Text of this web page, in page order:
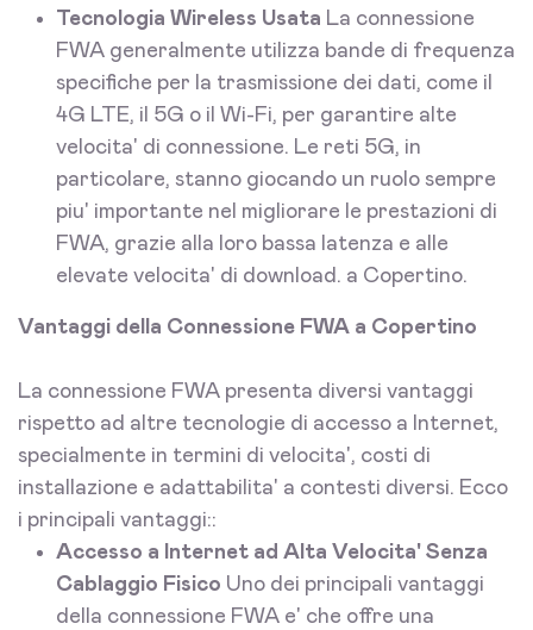
Tecnologia Wireless Usata La connessione
FWA generalmente utilizza bande di frequenza
specifiche per la trasmissione dei dati, come il
4G LTE, il 5G o il Wi-Fi, per garantire alte
velocita' di connessione. Le reti 5G, in
particolare, stanno giocando un ruolo sempre
piu' importante nel migliorare le prestazioni di
FWA, grazie alla loro bassa latenza e alle
elevate velocita' di download. a Copertino.
Vantaggi della Connessione FWA a Copertino
La connessione FWA presenta diversi vantaggi
rispetto ad altre tecnologie di accesso a Internet,
specialmente in termini di velocita', costi di
installazione e adattabilita' a contesti diversi. Ecco
i principali vantaggi::
Accesso a Internet ad Alta Velocita' Senza
Cablaggio Fisico Uno dei principali vantaggi
della connessione FWA e' che offre una